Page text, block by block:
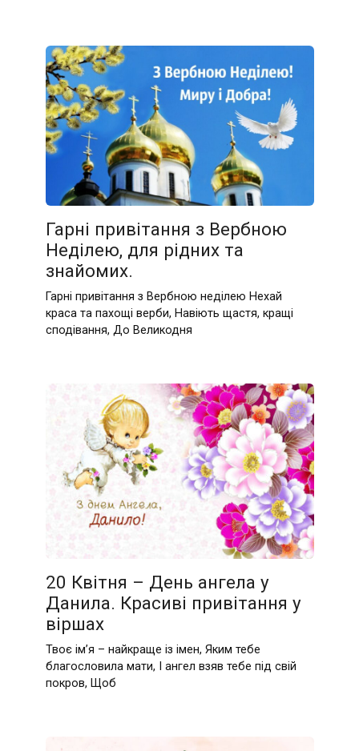
Гарні привітання з Вербною
Неділею, для рідних та
знайомих.
Гарні привітання з Вербною неділею Нехай
краса та пахощі верби, Навіють щастя, кращі
сподівання, До Великодня
20 Квітня – День ангела у
Данила. Красиві привітання у
віршах
Твоє ім’я – найкраще із імен, Яким тебе
благословила мати, І ангел взяв тебе під свій
покров, Щоб